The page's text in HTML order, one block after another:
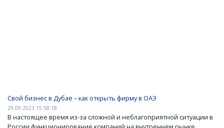
Свой бизнес в Дубае – как открыть фирму в ОАЭ
29.09.2023 15:58:18
В настоящее время из-за сложной и неблагоприятной ситуации в